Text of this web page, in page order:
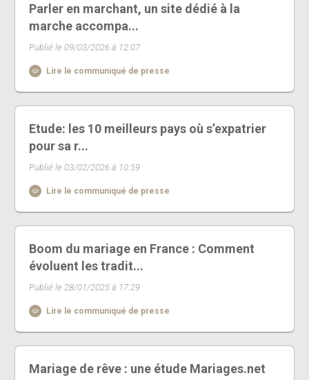
Parler en marchant, un site dédié à la
marche accompa...
Publié le 09/03/2026 à 12:07
Lire le communiqué de presse
Etude: les 10 meilleurs pays où s’expatrier
pour sa r...
Publié le 03/02/2026 à 10:59
Lire le communiqué de presse
Boom du mariage en France : Comment
évoluent les tradit...
Publié le 28/01/2025 à 17:29
Lire le communiqué de presse
Mariage de rêve : une étude Mariages.net